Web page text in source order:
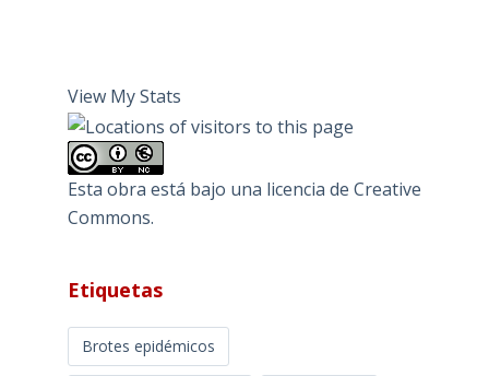
View My Stats
Esta obra está bajo una licencia de Creative
Commons.
Etiquetas
Brotes epidémicos